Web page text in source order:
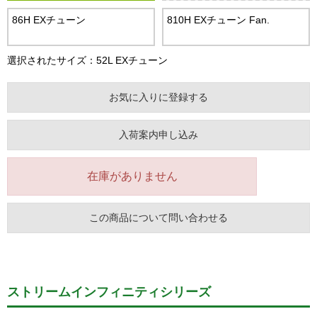
86H EXチューン 810H EXチューン Fan.
選択されたサイズ：52L EXチューン
お気に入りに登録する
入荷案内申し込み
在庫がありません
この商品について問い合わせる
ストリームインフィニティシリーズ